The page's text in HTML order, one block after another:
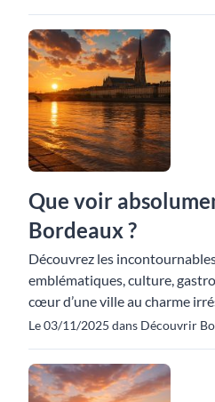
Que voir
Bordeaux ?
Découvrez les
emblématiques, culture,
cœur d’une ville au charme
Le 03/11/2025 dans Découvrir